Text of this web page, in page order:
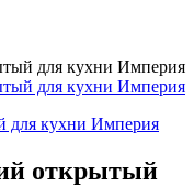
для кухни Империя
для кухни Империя
открытый